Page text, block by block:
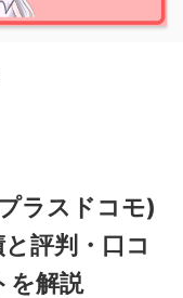
ラスドコモ)
評判・口コ
を解説